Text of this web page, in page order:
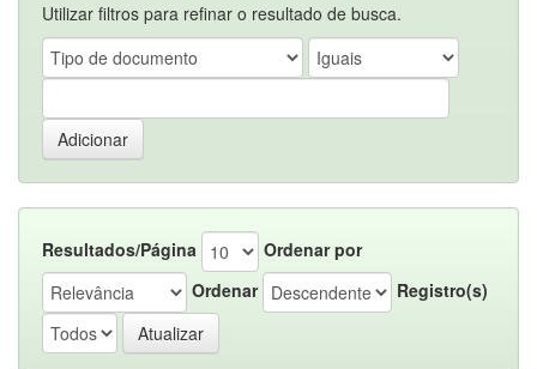
Utilizar filtros para refinar o resultado de busca.
Resultados/Página
Ordenar por
Ordenar
Registro(s)